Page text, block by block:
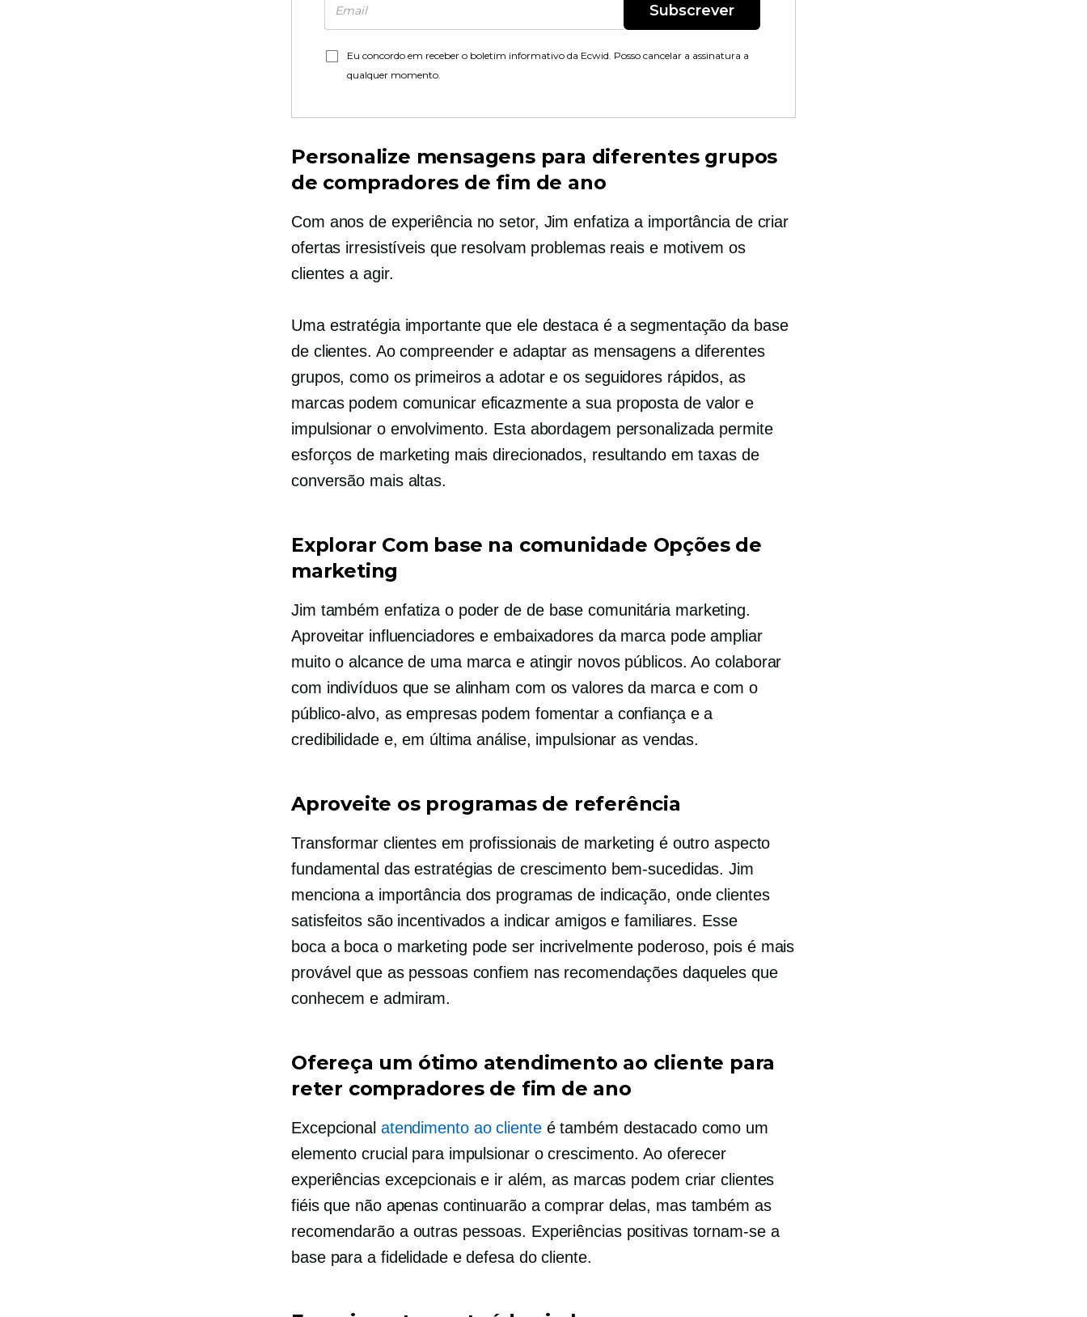
Subscrever
Eu concordo em receber o boletim informativo da Ecwid. Posso cancelar a assinatura a
qualquer momento.
Personalize mensagens para diferentes grupos
de compradores de fim de ano
Com anos de experiência no setor, Jim enfatiza a importância de criar
ofertas irresistíveis que resolvam problemas reais e motivem os
clientes a agir.
Uma estratégia importante que ele destaca é a segmentação da base
de clientes. Ao compreender e adaptar as mensagens a diferentes
grupos, como os primeiros a adotar e os seguidores rápidos, as
marcas podem comunicar eficazmente a sua proposta de valor e
impulsionar o envolvimento. Esta abordagem personalizada permite
esforços de marketing mais direcionados, resultando em taxas de
conversão mais altas.
Explorar Com base na comunidade Opções de
marketing
Jim também enfatiza o poder de de base comunitária marketing.
Aproveitar influenciadores e embaixadores da marca pode ampliar
muito o alcance de uma marca e atingir novos públicos. Ao colaborar
com indivíduos que se alinham com os valores da marca e com o
público-alvo, as empresas podem fomentar a confiança e a
credibilidade e, em última análise, impulsionar as vendas.
Aproveite os programas de referência
Transformar clientes em profissionais de marketing é outro aspecto
fundamental das estratégias de crescimento bem-sucedidas. Jim
menciona a importância dos programas de indicação, onde clientes
satisfeitos são incentivados a indicar amigos e familiares. Esse
boca a bocao marketing pode ser incrivelmente poderoso, pois é mais
provável que as pessoas confiem nas recomendações daqueles que
conhecem e admiram.
Ofereça um ótimo atendimento ao cliente para
reter compradores de fim de ano
Excepcional atendimento ao clienteé também destacado como um
elemento crucial para impulsionar o crescimento. Ao oferecer
experiências excepcionais e ir além, as marcas podem criar clientes
fiéis que não apenas continuarão a comprar delas, mas também as
recomendarão a outras pessoas. Experiências positivas tornam-se a
base para a fidelidade e defesa do cliente.